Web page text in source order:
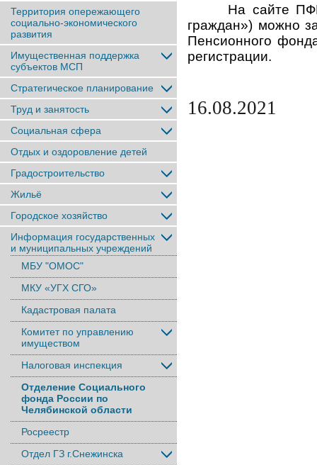
Территория опережающего
социально-экономического
развития
Имущественная поддержка
субъектов МСП
Стратегическое планирование
Труд и занятость
Социальная сфера
Отдых и оздоровление детей
Градостроительство
Жильё
Городское хозяйство
Информация государственных
и муниципальных учреждений
МБУ "ОМОС"
МКУ «УГХ СГО»
Кадастровая палата
Комитет по управлению
имуществом
Налоговая инспекция
Отделение Социального
фонда России по
Челябинской области
Росреестр
Отдел ГЗ г.Снежинска
На сайте
граждан») можно
Пенсионного
регистрации.
16.08.2021